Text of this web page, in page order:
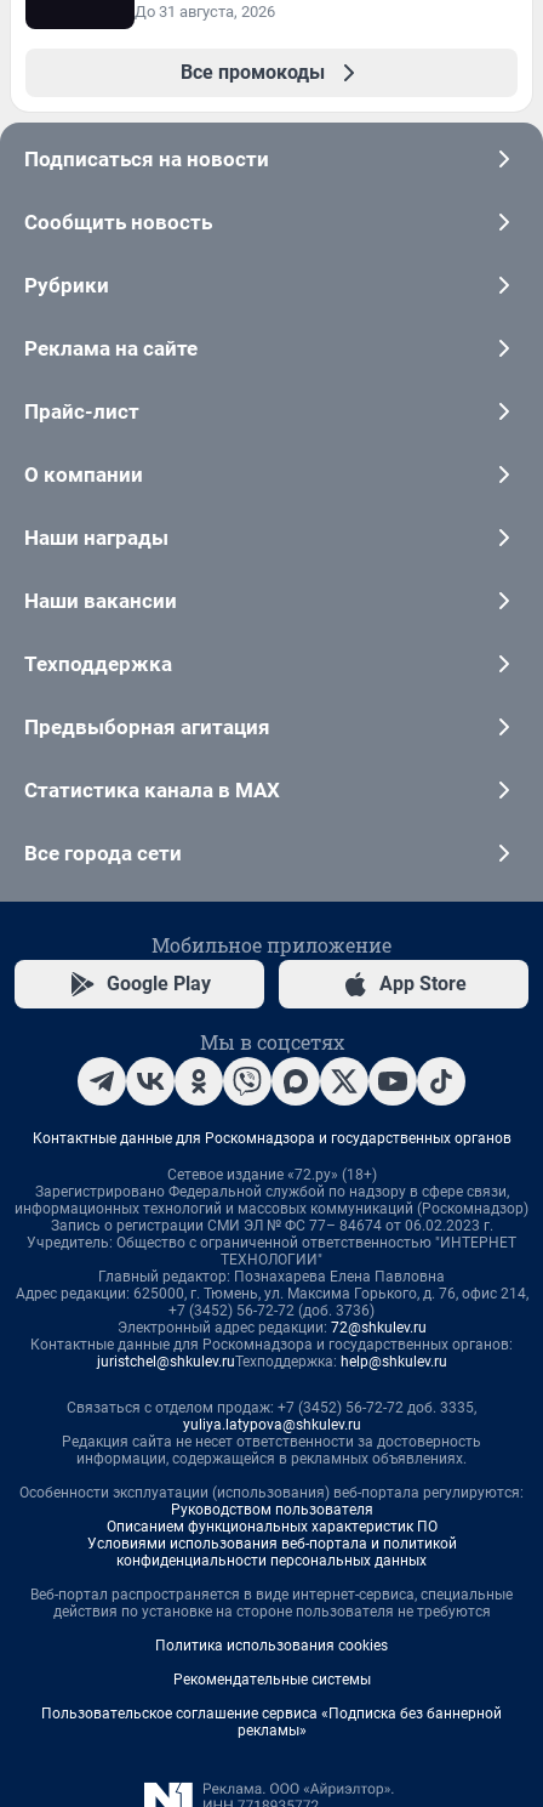
До 31 августа, 2026
Все промокоды
Подписаться на новости
Сообщить новость
Рубрики
Реклама на сайте
Прайс-лист
О компании
Наши награды
Наши вакансии
Техподдержка
Предвыборная агитация
Статистика канала в MAX
Все города сети
Мобильное приложение
Google Play App Store
Мы в соцсетях
Контактные данные для Роскомнадзора и государственных органов
Сетевое издание «72.ру» (18+)
Зарегистрировано Федеральной службой по надзору в сфере связи,
информационных технологий и массовых коммуникаций (Роскомнадзор)
Запись о регистрации СМИ ЭЛ № ФС 77– 84674 от 06.02.2023 г.
Учредитель: Общество с ограниченной ответственностью "ИНТЕРНЕТ
ТЕХНОЛОГИИ"
Главный редактор: Познахарева Елена Павловна
Адрес редакции: 625000, г. Тюмень, ул. Максима Горького, д. 76, офис 214,
+7 (3452) 56-72-72 (доб. 3736)
Электронный адрес редакции: 72@shkulev.ru
Контактные данные для Роскомнадзора и государственных органов:
juristchel@shkulev.ruТехподдержка: help@shkulev.ru
Связаться с отделом продаж: +7 (3452) 56-72-72 доб. 3335,
yuliya.latypova@shkulev.ru
Редакция сайта не несет ответственности за достоверность
информации, содержащейся в рекламных объявлениях.
Особенности эксплуатации (использования) веб-портала регулируются:
Руководством пользователя
Описанием функциональных характеристик ПО
Условиями использования веб-портала и политикой
конфиденциальности персональных данных
Веб-портал распространяется в виде интернет-сервиса, специальные
действия по установке на стороне пользователя не требуются
Политика использования cookies
Рекомендательные системы
Пользовательское соглашение сервиса «Подписка без баннерной
рекламы»